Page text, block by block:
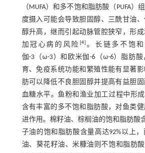
（MUFA）和多不饱和脂肪酸（PUFA）
度摄入可能会导致胆固醇、三酰甘油
醇升高，继而引起动脉管腔狭窄，形
加冠心病的风险 [4]。长链多不饱
伽-3（ω-3）和欧米伽-6（ω-6）脂肪
育、免疫系统功能和繁殖性能有显著
肪可以降低不良胆固醇并提高有益胆
血糖水平。鱼粉和渔业加工过程中形
含有丰富的多不饱和脂肪酸，对鱼类
进作用。棉籽油、棕榈油的饱和脂肪酸
子油的饱和脂肪酸含量高达92%以上
油、葵花籽油、米糠油则不饱和脂肪